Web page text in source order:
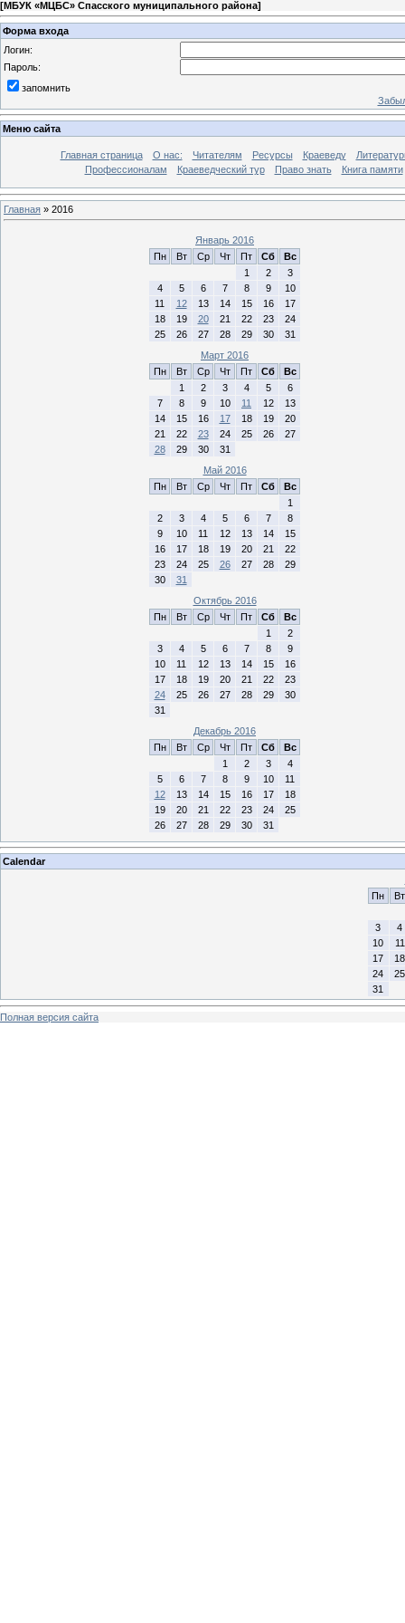
[МБУК «МЦБС» Спасского муниципального района]
Форма входа
Логин:
Пароль:
запомнить
Меню сайта
Главная страница О нас: Читателям Ресурсы Краеведу
Профессионалам
Краеведческий тур Право знать Книга памяти
Главная » 2016
Январь 2016
Пн
Вт Ср Чт Пт Сб
Вс
1
2
3
4
5 6 7 8 9
10
11
12 13 14 15 16
17
18
19 20 21 22 23
24
25
26 27 28 29 30
31
Март 2016
Пн
Вт Ср Чт Пт Сб
Вс
1
2 3 4 5
6
7
8 9 10 11 12
13
14
15 16 17 18 19
20
21
22 23 24 25 26
27
28
29 30
31
Май 2016
Пн
Вт Ср Чт Пт Сб
Вс
1
2
3 4 5 6 7
8
9
10 11 12 13 14
15
16
17 18 19 20 21
22
23
24 25 26 27 28
29
30
31
Октябрь 2016
Пн
Вт Ср Чт Пт Сб
Вс
1
2
3
4 5 6 7 8
9
10
11 12 13 14 15
16
17
18 19 20 21 22
23
24
25 26 27 28 29
30
31
Декабрь 2016
Пн
Вт Ср Чт Пт Сб
Вс
1
2 3
4
5
6 7 8 9 10
11
12
13 14 15 16 17
18
19
20 21 22 23 24
25
26
27 28 29 30 31
Calendar
Пн
Вт
3
4
10
11
17
18
24
25
31
Полная версия сайта